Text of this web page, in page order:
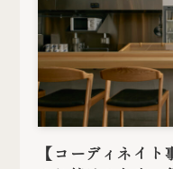
【コーディネイ